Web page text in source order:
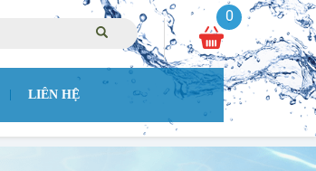
0
LIÊN HỆ